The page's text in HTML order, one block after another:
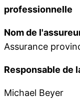
professionnelle
Nom de
Assurance
Responsable de
Michael Beyer